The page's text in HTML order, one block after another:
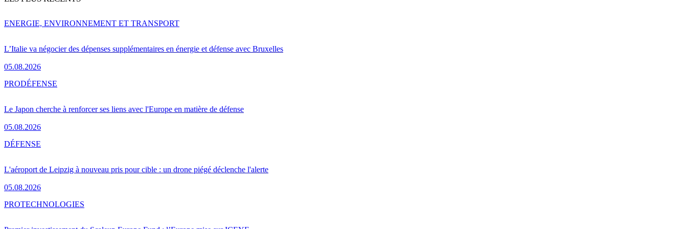
L’Italie va négocier des dépenses supplémentaires en énergie et défense avec Bruxelles
05.08.2026
ENERGIE, ENVIRONNEMENT ET TRANSPORT
Le Japon cherche à renforcer ses liens avec l'Europe en matière de défense
05.08.2026
PRODÉFENSE
L'aéroport de Leipzig à nouveau pris pour cible : un drone piégé déclenche l'alerte
05.08.2026
DÉFENSE
PROTECHNOLOGIES